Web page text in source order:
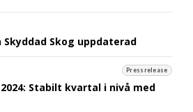
Skog uppdaterad
Pressrelease
Stabilt kvartal i nivå med